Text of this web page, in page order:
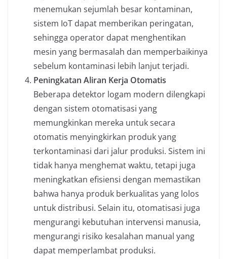
menemukan sejumlah besar kontaminan,
sistem IoT dapat memberikan peringatan,
sehingga operator dapat menghentikan
mesin yang bermasalah dan memperbaikinya
sebelum kontaminasi lebih lanjut terjadi.
Peningkatan Aliran Kerja Otomatis
Beberapa detektor logam modern dilengkapi
dengan sistem otomatisasi yang
memungkinkan mereka untuk secara
otomatis menyingkirkan produk yang
terkontaminasi dari jalur produksi. Sistem ini
tidak hanya menghemat waktu, tetapi juga
meningkatkan efisiensi dengan memastikan
bahwa hanya produk berkualitas yang lolos
untuk distribusi. Selain itu, otomatisasi juga
mengurangi kebutuhan intervensi manusia,
mengurangi risiko kesalahan manual yang
dapat memperlambat produksi.